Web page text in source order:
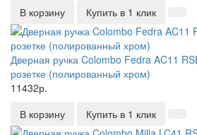
В корзину
Купить в 1 клик
Дверная ручка Colombo Fedra AC11
розетке (полированный хром)
11432р.
В корзину
Купить в 1 клик